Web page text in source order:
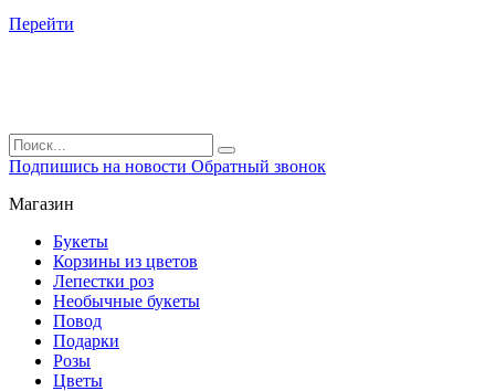
Перейти
Подпишись на новости Обратный звонок
Магазин
Букеты
Корзины из цветов
Лепестки роз
Необычные букеты
Повод
Подарки
Розы
Цветы